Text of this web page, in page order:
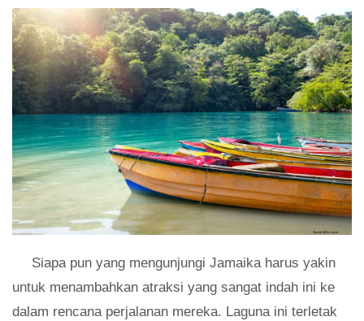
Siapa pun yang mengunjungi Jamaika harus yakin
untuk menambahkan atraksi yang sangat indah ini ke
dalam rencana perjalanan mereka. Laguna ini terletak